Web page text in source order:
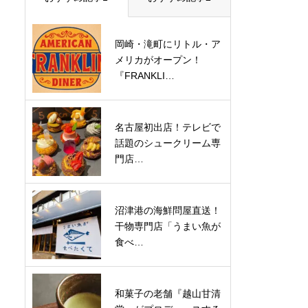
岡崎・滝町にリトル・ア
メリカがオープン！
『FRANKLI…
名古屋初出店！テレビで
話題のシュークリーム専
門店…
沼津港の海鮮問屋直送！
干物専門店「うまい魚が
食べ…
和菓子の老舗『越山甘清